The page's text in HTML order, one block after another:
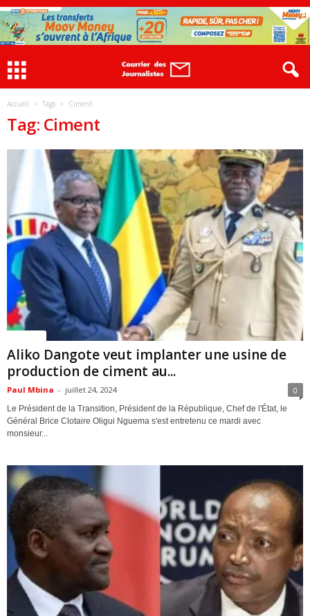
Accueil Tags Ciment
Tag: Ciment
Aliko Dangote veut implanter une usine de
production de ciment au...
Paul Mbina - juillet 24, 2024 0
Le Président de la Transition, Président de la République, Chef de l'État, le
Général Brice Clotaire Oligui Nguema s'est entretenu ce mardi avec
monsieur...